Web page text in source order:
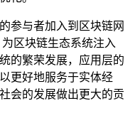
参与者加入到区块链网
区块链生态系统注入
的繁荣发展，应用层的
更好地服务于实体经
会的发展做出更大的贡